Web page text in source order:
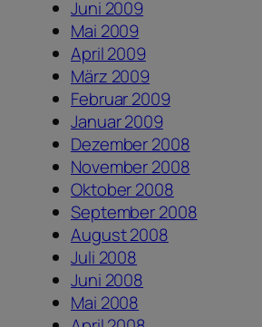
Juni 2009
Mai 2009
April 2009
März 2009
Februar 2009
Januar 2009
Dezember 2008
November 2008
Oktober 2008
September 2008
August 2008
Juli 2008
Juni 2008
Mai 2008